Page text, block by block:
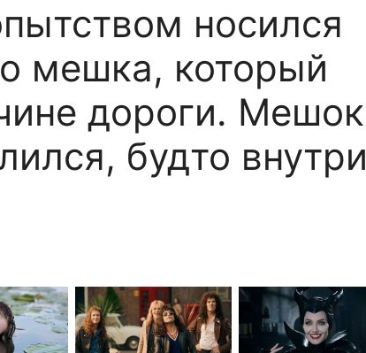
носился
мешка, который
дороги. Мешок
будто внутри